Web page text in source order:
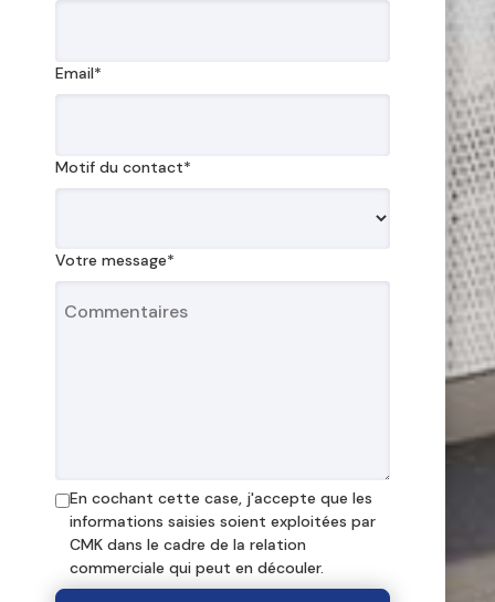
Email*
Motif du contact*
Votre message*
En cochant cette case, j'accepte que les
informations saisies soient exploitées par
CMK dans le cadre de la relation
commerciale qui peut en découler.